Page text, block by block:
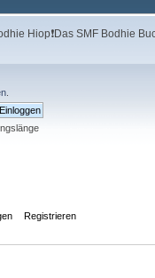
Hiop❗Das SMF Bodhie
.
Registrieren